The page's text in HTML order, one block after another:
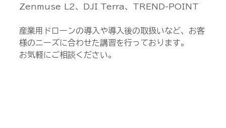
Zenmuse L2、DJI Terra、TREND-POINT
産業用ドローンの導入や導入後の取扱いなど、お客
様のニーズに合わせた講習を行っております。
お気軽にご相談ください。